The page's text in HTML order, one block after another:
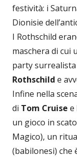
festività: i
Dionisie
I Rothschild
maschera di cui
party
Rothschild e
Infine nella
di Tom Cruise e
un gioco in
Magico), un
(babilonesi)